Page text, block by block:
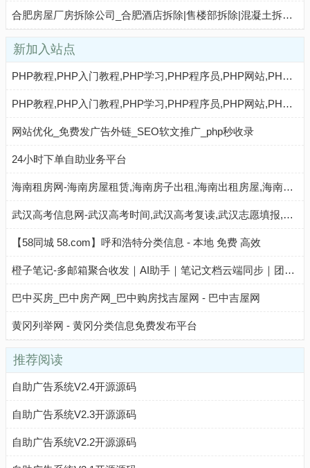
合肥房屋厂房拆除公司_合肥酒店拆除|售楼部拆除|混凝土拆除_合肥钢结构厂房拆除-安徽力圣建设集团有限公司
新加入站点
PHP教程,PHP入门教程,PHP学习,PHP程序员,PHP网站,PHP视频教程,Mysql教程,CMS教程,AI秒收录 - AI秒收录
PHP教程,PHP入门教程,PHP学习,PHP程序员,PHP网站,PHP视频教程,Mysql教程,CMS教程,AI收录网 - AI收录网
网站优化_免费发广告外链_SEO软文推广_php秒收录
24小时下单自助业务平台
海南租房网-海南房屋租赁,海南房子出租,海南出租房屋,海南房地产中介,海南个人租房信息
武汉高考信息网-武汉高考时间,武汉高考复读,武汉志愿填报,武汉高考分数线,武汉高考成绩查询
【58同城 58.com】呼和浩特分类信息 - 本地 免费 高效
橙子笔记-多邮箱聚合收发｜AI助手｜笔记文档云端同步｜团队与个人高效协作工具
巴中买房_巴中房产网_巴中购房找吉屋网 - 巴中吉屋网
黄冈列举网 - 黄冈分类信息免费发布平台
推荐阅读
自助广告系统V2.4开源源码
自助广告系统V2.3开源源码
自助广告系统V2.2开源源码